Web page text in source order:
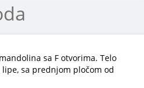
sa F otvorima. Telo
sa prednjom pločom od